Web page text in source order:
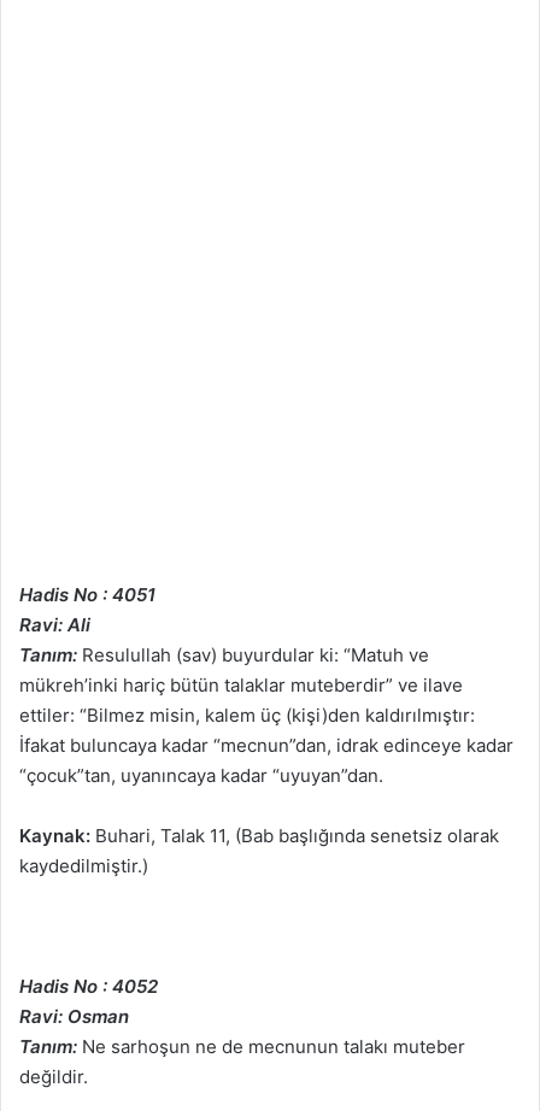
Hadis No : 4051
Ravi: Ali
Tanım: Resulullah (sav) buyurdular ki: “Matuh ve
mükreh’inki hariç bütün talaklar muteberdir” ve ilave
ettiler: “Bilmez misin, kalem üç (kişi)den kaldırılmıştır:
İfakat buluncaya kadar “mecnun”dan, idrak edinceye kadar
“çocuk”tan, uyanıncaya kadar “uyuyan”dan.
Kaynak: Buhari, Talak 11, (Bab başlığında senetsiz olarak
kaydedilmiştir.)
Hadis No : 4052
Ravi: Osman
Tanım: Ne sarhoşun ne de mecnunun talakı muteber
değildir.